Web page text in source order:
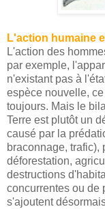
L'action humaine
L'action des
par exemple,
n'existant pas à
espèce nouvelle,
toujours. Mais le
Terre est plutôt un
causé par la
braconnage, trafic),
déforestation,
destructions
concurrentes ou de
s'ajoutent